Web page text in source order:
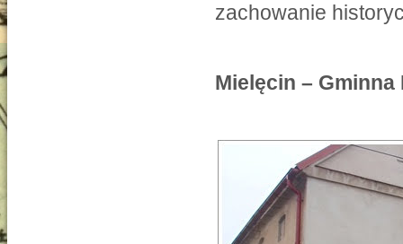
zachowanie
Mielęcin –